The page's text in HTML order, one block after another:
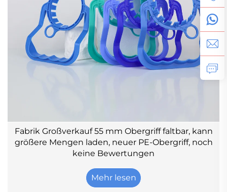
Fabrik Großverkauf 55 mm Obergriff faltbar, kann
größere Mengen laden, neuer PE-Obergriff, noch
keine Bewertungen
Mehr lesen